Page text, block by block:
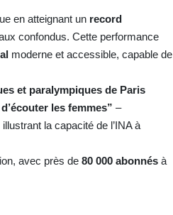
en atteignant un record
confondus. Cette performance
moderne et accessible, capable de
et paralympiques de Paris
les femmes” –
la capacité de l’INA à
avec près de80 000 abonnés à